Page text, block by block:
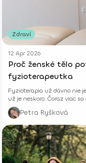
Zdraví
12 Apr 2026
Proč ženské tělo
fyzioterapeutka
Fyzioterapia už dávno nie
už je neskoro. Čoraz viac
prevencie, starostlivosti o
psychického.
Petra Ryšková